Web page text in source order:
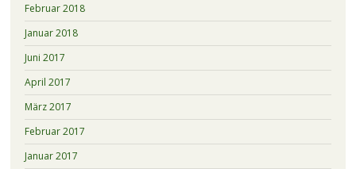
Februar 2018
Januar 2018
Juni 2017
April 2017
März 2017
Februar 2017
Januar 2017